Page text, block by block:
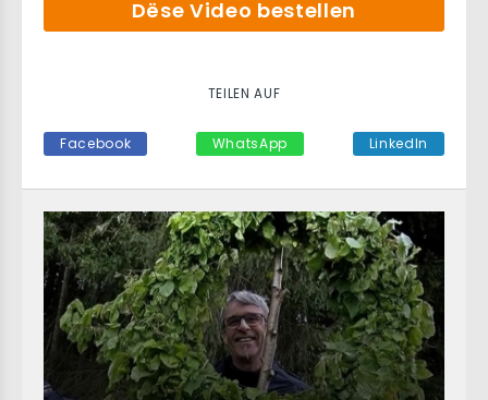
Dëse Video bestellen
TEILEN AUF
Facebook WhatsApp LinkedIn